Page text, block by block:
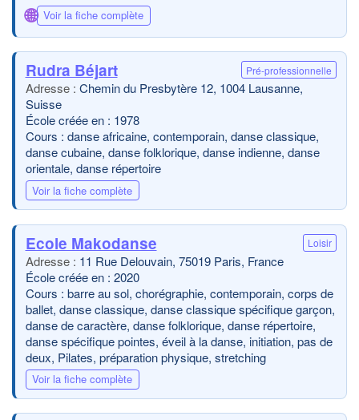
🌐 Voir la fiche complète
Rudra Béjart Pré-professionnelle
Chemin du Presbytère 12, 1004 Lausanne,
Suisse
École créée en : 1978
Cours : danse africaine, contemporain, danse classique,
danse cubaine, danse folklorique, danse indienne, danse
orientale, danse répertoire
Voir la fiche complète
Ecole Makodanse Loisir
11 Rue Delouvain, 75019 Paris, France
École créée en : 2020
Cours : barre au sol, chorégraphie, contemporain, corps de
ballet, danse classique, danse classique spécifique garçon,
danse de caractère, danse folklorique, danse répertoire,
danse spécifique pointes, éveil à la danse, initiation, pas de
deux, Pilates, préparation physique, stretching
Voir la fiche complète